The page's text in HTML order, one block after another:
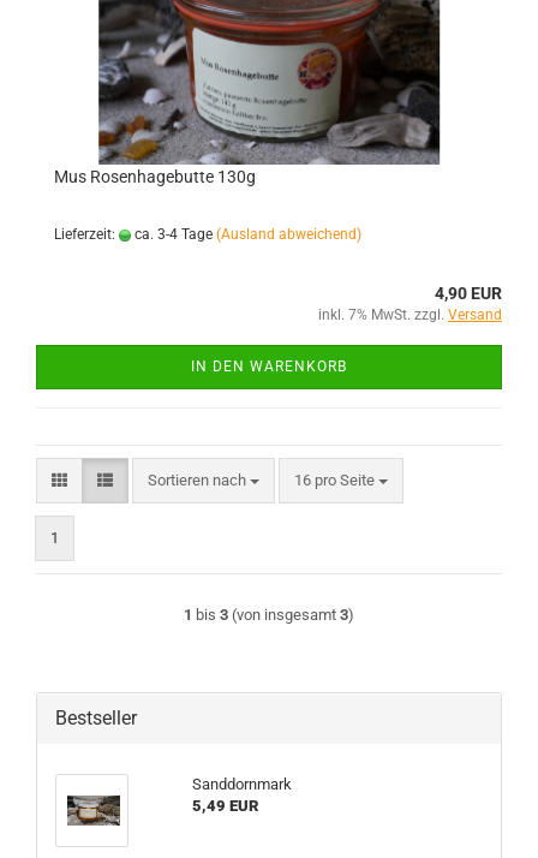
Mus Rosenhagebutte 130g
Lieferzeit: ca. 3-4 Tage (Ausland abweichend)
4,90 EUR
inkl. 7% MwSt. zzgl. Versand
IN DEN WARENKORB
Sortieren nach
Sortieren nach 16 pro Seite
pro Seite
1
1 bis 3 (von insgesamt 3)
Bestseller
Sanddornmark
5,49 EUR